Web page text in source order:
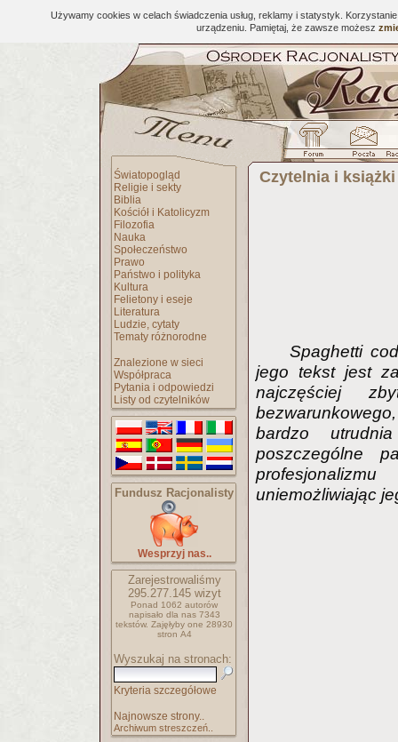
Używamy cookies w celach świadczenia usług, reklamy i statystyk.
urządzeniu. Pamiętaj, że zawsze możesz
Światopogląd
Religie i sekty
Biblia
Kościół i Katolicyzm
Filozofia
Nauka
Społeczeństwo
Prawo
Państwo i polityka
Kultura
Felietony i eseje
Literatura
Ludzie, cytaty
Tematy różnorodne
Znalezione w sieci
Współpraca
Pytania i odpowiedzi
Listy od czytelników
Fundusz Racjonalisty
Wesprzyj nas..
Zarejestrowaliśmy
295.277.145wizyt
Ponad 1062 autorów
napisało dla nas 7343
tekstów. Zajęłyby one 28930
stron A4
Wyszukaj na stronach:
Kryteria szczegółowe
Najnowsze strony..
Archiwum streszczeń..
Czytelnia i książki
Spaghetti
jego tekst jest
najczęściej
bardzo
poszczególne
uniemożliwiając